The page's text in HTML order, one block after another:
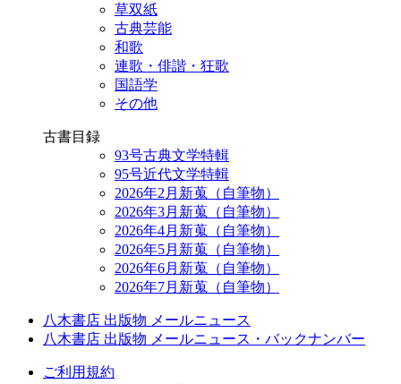
草双紙
古典芸能
和歌
連歌・俳諧・狂歌
国語学
その他
古書目録
93号古典文学特輯
95号近代文学特輯
2026年2月新蒐（自筆物）
2026年3月新蒐（自筆物）
2026年4月新蒐（自筆物）
2026年5月新蒐（自筆物）
2026年6月新蒐（自筆物）
2026年7月新蒐（自筆物）
八木書店 出版物 メールニュース
八木書店 出版物 メールニュース・バックナンバー
ご利用規約